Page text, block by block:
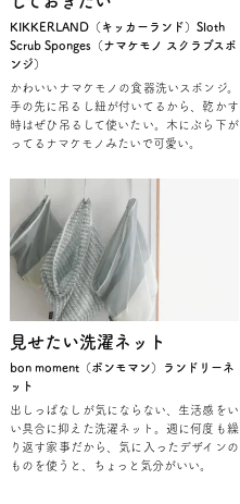
KIKKERLAND（キッカーランド）Sloth
Scrub Sponges（ナマケモノ スクラブスポ
ンジ）
かわいいナマケモノの食器洗いスポンジ。
手の先に吊るし紐が付いてるから、乾かす
時はぜひ吊るして使いたい。木にぶら下が
ってるナマケモノみたいで可愛い。
見せたい洗濯ネット
bon moment（ボンモマン）ランドリーネ
ット
出しっぱなしが気にならない、生活感をい
い具合に抑えた洗濯ネット。週に何度も繰
り返す家事だから、気に入ったデザインの
ものを使うと、ちょっと気分がいい。